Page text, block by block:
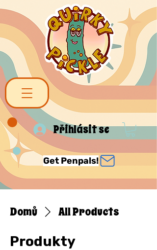
Přihlásit se
Get Penpals!
Domů All Products
Produkty